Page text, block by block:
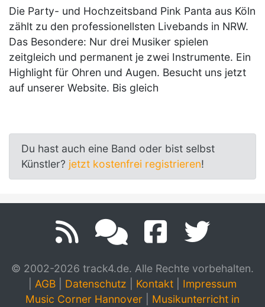
Die Party- und Hochzeitsband Pink Panta aus Köln
zählt zu den professionellsten Livebands in NRW.
Das Besondere: Nur drei Musiker spielen
zeitgleich und permanent je zwei Instrumente. Ein
Highlight für Ohren und Augen. Besucht uns jetzt
auf unserer Website. Bis gleich
Du hast auch eine Band oder bist selbst
Künstler? jetzt kostenfrei registrieren!
© 2002-2026 track4.de. Alle Rechte vorbehalten.
AGB Datenschutz Kontakt
Impressum
Music Corner Hannover
Musikunterricht in